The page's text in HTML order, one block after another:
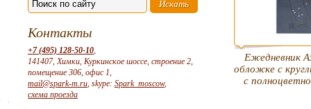
Контакты
+7 (495) 128-50-10,
141407, Химки, Куркинское шоссе, строение 2,
помещение 306, офис 1,
mail@spark-m.ru, skype: Spark_moscow,
схема проезда
Ежедневник
обложке с
с